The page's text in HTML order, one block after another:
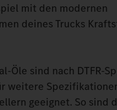
mit den modernen
deines Trucks
Öle sind nach DTFR-
weitere
geeignet. So sind